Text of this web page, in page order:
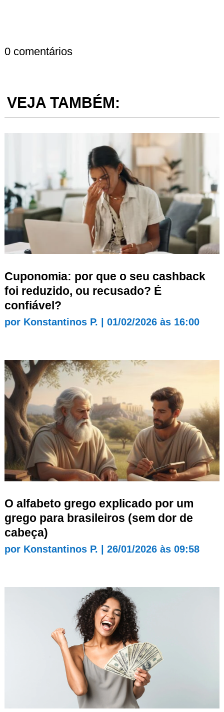
0 comentários
VEJA TAMBÉM:
Cuponomia: por que o seu cashback
foi reduzido, ou recusado? É
confiável?
por Konstantinos P. 01/02/2026 às 16:00
O alfabeto grego explicado por um
grego para brasileiros (sem dor de
cabeça)
por Konstantinos P. 26/01/2026 às 09:58